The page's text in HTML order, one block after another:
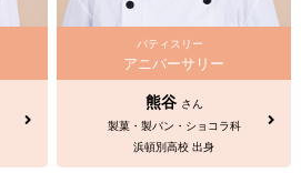
パティスリー
アニバーサリー
熊谷 さん
製菓・製パン・ショコラ科
浜頓別高校 出身